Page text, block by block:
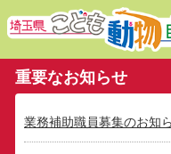
重要なお知らせ
業務補助職員募集のお知